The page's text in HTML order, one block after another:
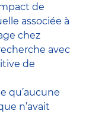
de
associée à
chez
avec
de
qu’aucune
n’avait